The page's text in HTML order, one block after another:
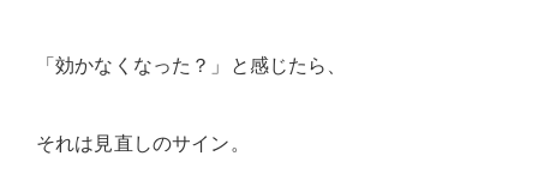
「効かなくなった？」と感じたら、
それは見直しのサイン。